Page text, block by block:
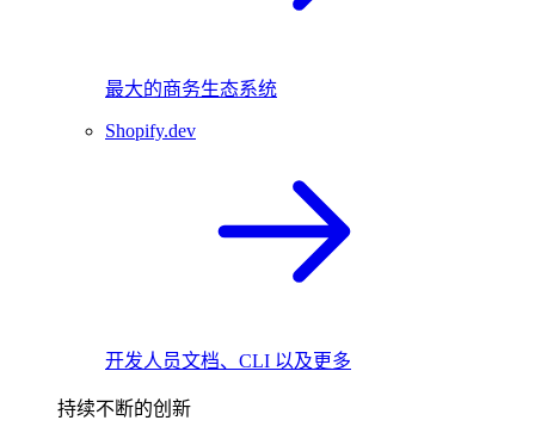
最大的商务生态系统
Shopify.dev
开发人员文档、CLI 以及更多
持续不断的创新